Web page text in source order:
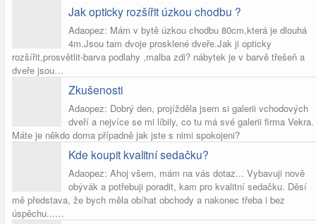
Jak opticky rozšířit úzkou chodbu ?
Adaopez: Mám v bytě úzkou chodbu 80cm,která je dlouhá
4m.Jsou tam dvoje prosklené dveře.Jak ji opticky
rozšířit,prosvětlit-barva podlahy ,malba zdi? nábytek je v barvě třešeň a
dveře jsou…
Zkušenosti
Adaopez: Dobrý den, projížděla jsem si galerii vchodových
dveří a nejvíce se mi líbily, co tu má své galerii firma Vekra.
Máte je někdo doma případně jak jste s nimi spokojeni?
Kde koupit kvalitní sedačku?
Adaopez: Ahoj všem, mám na vás dotaz... Vybavuji nově
obývák a potřebuji poradit, kam pro kvalitní sedačku. Děsí
mě představa, že bych měla obíhat obchody a nakonec třeba i bez
úspěchu...…